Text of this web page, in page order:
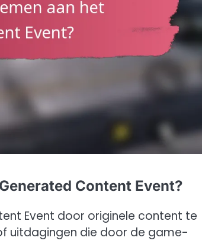
Content Event?
Event door originele content te
uitdagingen die door de game-